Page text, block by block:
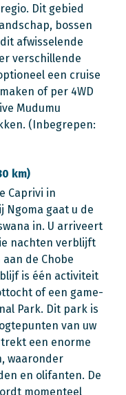
Dit gebied
bossen
afwisselende
verschillende
een cruise
of per 4WD
Mudumu
(Inbegrepen:
km)
Caprivi in
Ngoma gaat u de
in. U arriveert
nachten verblijft
de Chobe
is één activiteit
of een game-
Park. Dit park is
van uw
een enorme
waaronder
en olifanten. De
momenteel